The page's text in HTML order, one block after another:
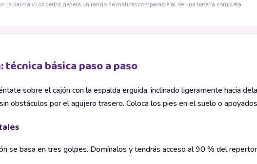
la palma y los dedos genera un rango de matices comparable al de una batería completa
técnica básica paso a paso
sobre el cajón con la espalda erguida, inclinado ligeramente hacia
obstáculos por el agujero trasero. Coloca los pies en el suelo o
se basa en tres golpes. Domínalos y tendrás acceso al 90 % del